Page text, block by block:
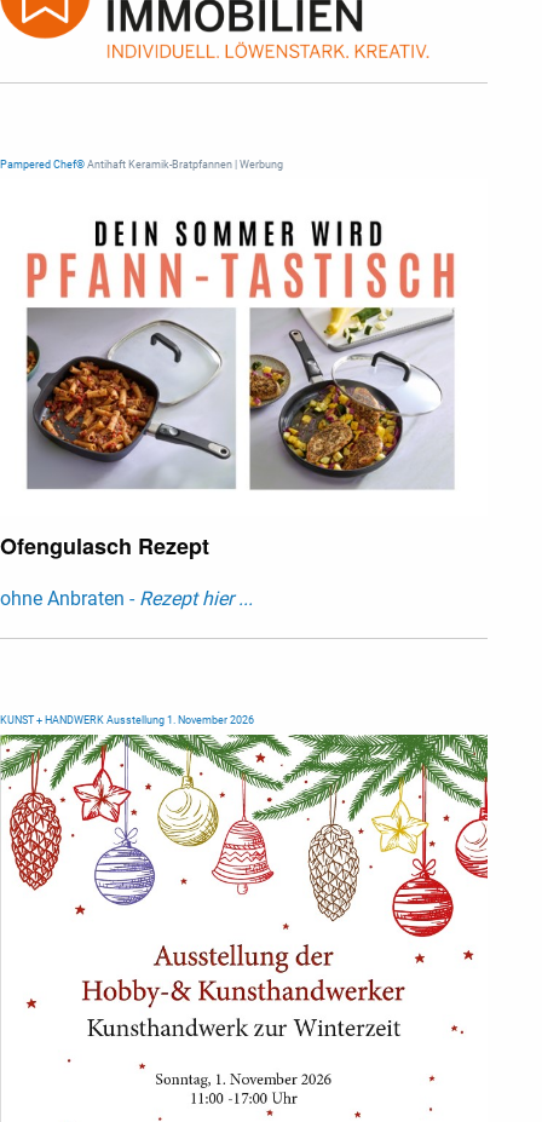
Pampered Chef® Antihaft Keramik-Bratpfannen | Werbung
Ofengulasch Rezept
ohne Anbraten - Rezept hier ...
KUNST + HANDWERK Ausstellung 1. November 2026